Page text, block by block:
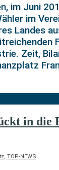
im Juni
im
Landes
Zeit,
in die
, TOP-NEWS